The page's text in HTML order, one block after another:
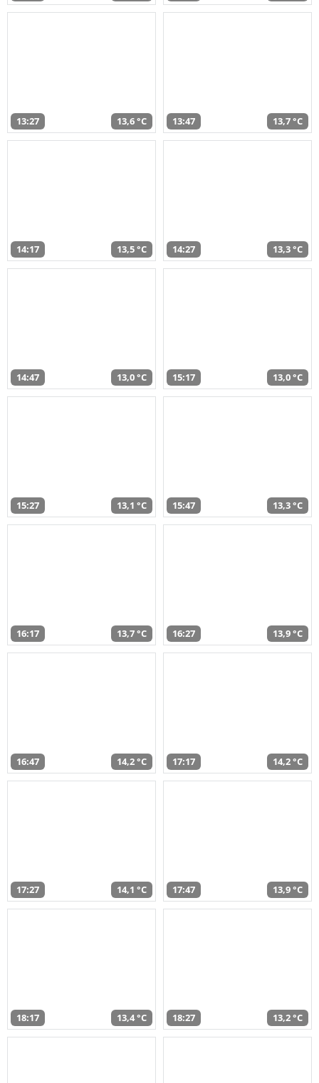
13:27 13,6 °C 13:47 13,7 °C
14:17 13,5 °C 14:27 13,3 °C
14:47 13,0 °C 15:17 13,0 °C
15:27 13,1 °C 15:47 13,3 °C
16:17 13,7 °C 16:27 13,9 °C
16:47 14,2 °C 17:17 14,2 °C
17:27 14,1 °C 17:47 13,9 °C
18:17 13,4 °C 18:27 13,2 °C